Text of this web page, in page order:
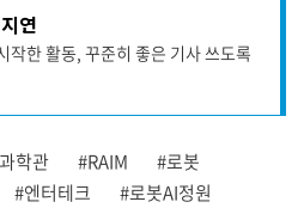
연
작한 활동, 꾸준히 좋은 기사 쓰도록
학관 #RAIM
#로봇
#엔터테크
#로봇AI정원